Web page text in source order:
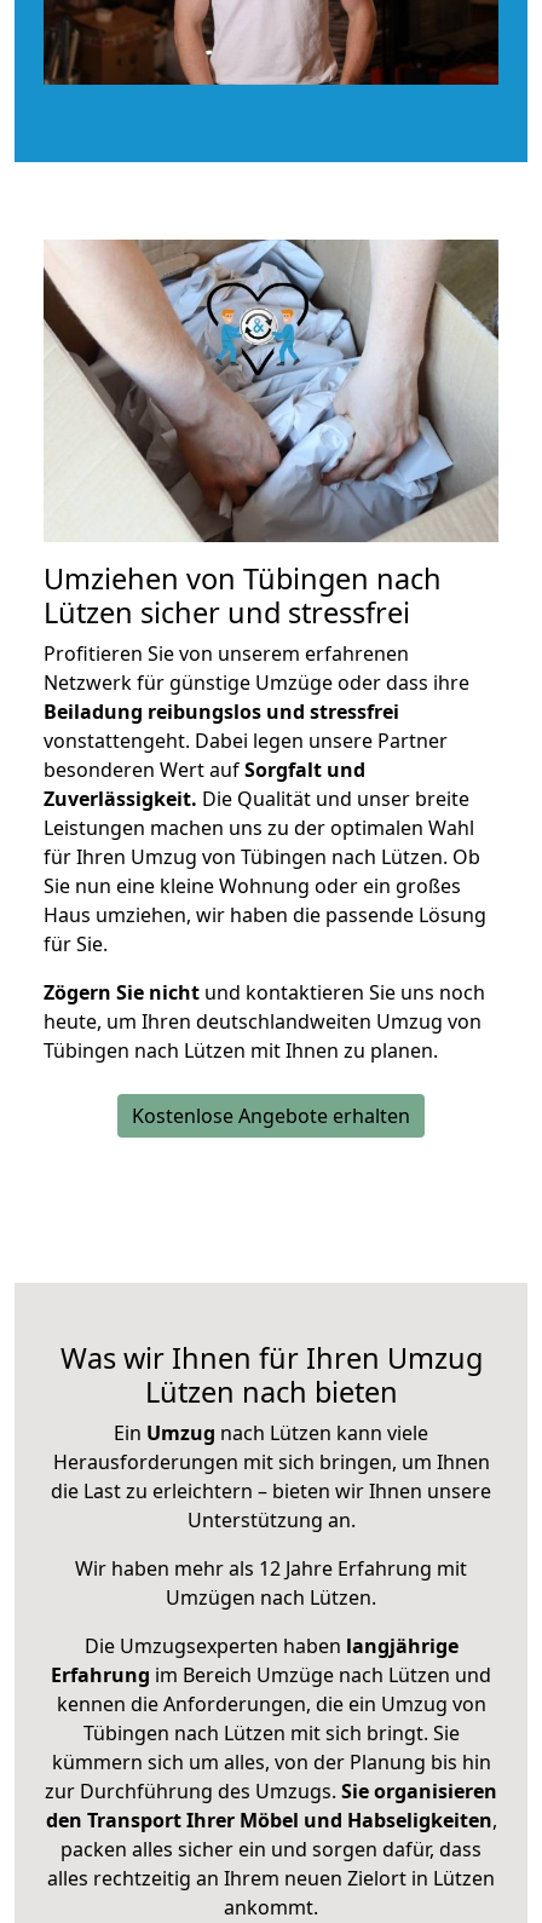
Umziehen von Tübingen nach
Lützen sicher und stressfrei
Profitieren Sie von unserem erfahrenen
Netzwerk für günstige Umzüge oder dass ihre
Beiladung reibungslos und stressfrei
vonstattengeht. Dabei legen unsere Partner
besonderen Wert aufSorgfalt und
Zuverlässigkeit. Die Qualität und unser breite
Leistungen machen uns zu der optimalen Wahl
für Ihren Umzug von Tübingen nach Lützen. Ob
Sie nun eine kleine Wohnung oder ein großes
Haus umziehen, wir haben die passende Lösung
für Sie.
Zögern Sie nicht und kontaktieren Sie uns noch
heute, um Ihren deutschlandweiten Umzug von
Tübingen nach Lützen mit Ihnen zu planen.
Kostenlose Angebote erhalten
Was wir Ihnen für Ihren Umzug
Lützen nach bieten
Ein Umzug nach Lützen kann viele
Herausforderungen mit sich bringen, um Ihnen
die Last zu erleichtern – bieten wir Ihnen unsere
Unterstützung an.
Wir haben mehr als 12 Jahre Erfahrung mit
Umzügen nach Lützen.
Die Umzugsexperten haben langjährige
Erfahrung im Bereich Umzüge nach Lützen und
kennen die Anforderungen, die ein Umzug von
Tübingen nach Lützen mit sich bringt. Sie
kümmern sich um alles, von der Planung bis hin
zur Durchführung des Umzugs. Sie organisieren
den Transport Ihrer Möbel und Habseligkeiten,
packen alles sicher ein und sorgen dafür, dass
alles rechtzeitig an Ihrem neuen Zielort in Lützen
ankommt.